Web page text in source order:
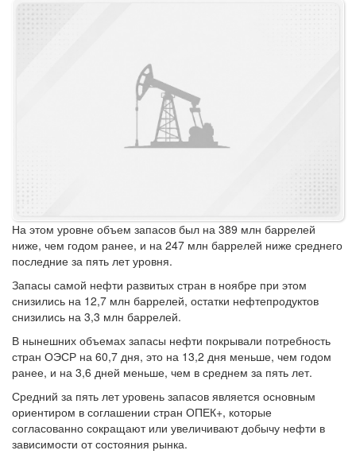
На этом уровне объем запасов был на 389 млн баррелей
ниже, чем годом ранее, и на 247 млн баррелей ниже среднего
последние за пять лет уровня.
Запасы самой нефти развитых стран в ноябре при этом
снизились на 12,7 млн баррелей, остатки нефтепродуктов
снизились на 3,3 млн баррелей.
В нынешних объемах запасы нефти покрывали потребность
стран ОЭСР на 60,7 дня, это на 13,2 дня меньше, чем годом
ранее, и на 3,6 дней меньше, чем в среднем за пять лет.
Средний за пять лет уровень запасов является основным
ориентиром в соглашении стран ОПЕК+, которые
согласованно сокращают или увеличивают добычу нефти в
зависимости от состояния рынка.